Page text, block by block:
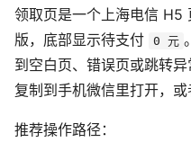
领取页是一个上海电信 H5
版，底部显示待支付
0 元
到空白页、错误页或跳转
复制到手机微信里打开，或
推荐操作路径：